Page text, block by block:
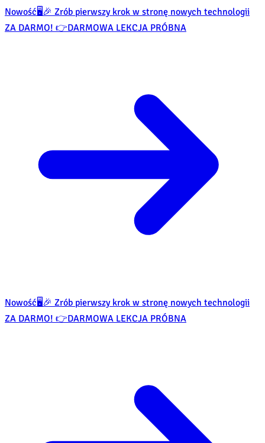
Nowość🖥️🎉 Zrób pierwszy krok w stronę nowych technologii
ZA DARMO! 👉DARMOWA LEKCJA PRÓBNA
Nowość🖥️🎉 Zrób pierwszy krok w stronę nowych technologii
ZA DARMO! 👉DARMOWA LEKCJA PRÓBNA